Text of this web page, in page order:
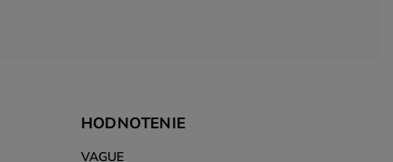
HODNOTENIE
VAGUE